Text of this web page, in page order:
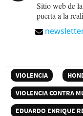
Sitio web de
puerta a la
VIOLENCIA
VIOLENCIA CONTRA
EDUARDO ENRIQUE